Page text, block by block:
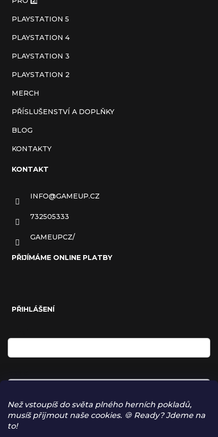
Než vstoupíš do světa plného herních pokladů,
musíš přijmout naše cookies. 🍪 Ready? Jdeme na
to!
PLAYSTATION 5
PLAYSTATION 4
PLAYSTATION 3
PLAYSTATION 2
MERCH
PŘÍSLUŠENSTVÍ A DOPLŇKY
BLOG
KONTAKTY
KONTAKT
INFO@GAMEUP.CZ
732505333
GAMEUPCZ/
PŘIJÍMÁME ONLINE PLATBY
PŘIHLÁŠENÍ
Přihlásit se